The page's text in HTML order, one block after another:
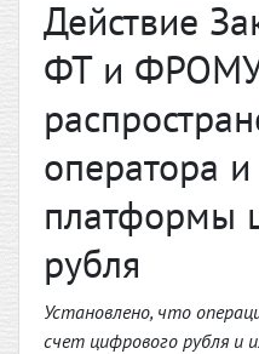
Действие
ФТ и
оператора
платформы
рубля
Установлено, что
счет цифрового рубля и